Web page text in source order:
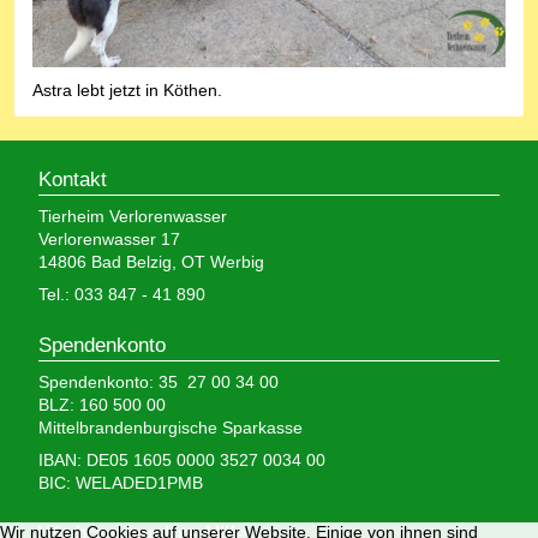
Astra lebt jetzt in Köthen.
Kontakt
Tierheim Verlorenwasser
Verlorenwasser 17
14806 Bad Belzig, OT Werbig
Tel.: 033 847 - 41 890
Spendenkonto
Spendenkonto: 35 27 00 34 00
BLZ: 160 500 00
Mittelbrandenburgische Sparkasse
IBAN: DE05 1605 0000 3527 0034 00
BIC: WELADED1PMB
Wir nutzen Cookies auf unserer Website. Einige von ihnen sind